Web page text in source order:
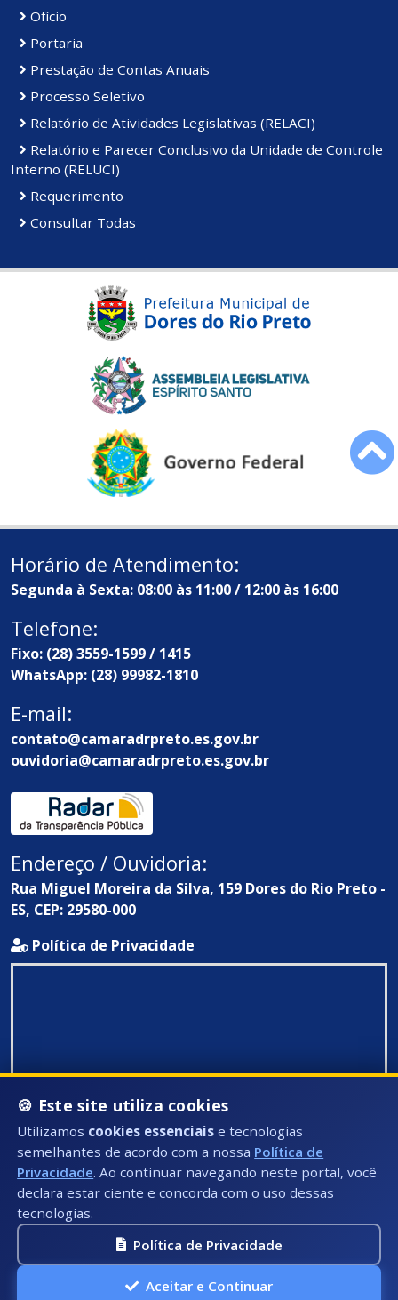
Ofício
Portaria
Prestação de Contas Anuais
Processo Seletivo
Relatório de Atividades Legislativas (RELACI)
Relatório e Parecer Conclusivo da Unidade de Controle
Interno (RELUCI)
Requerimento
Consultar Todas
Horário de Atendimento:
Segunda à Sexta: 08:00 às 11:00 / 12:00 às 16:00
Telefone:
Fixo: (28) 3559-1599 / 1415
WhatsApp: (28) 99982-1810
E-mail:
contato@camaradrpreto.es.gov.br
ouvidoria@camaradrpreto.es.gov.br
Endereço / Ouvidoria:
Rua Miguel Moreira da Silva, 159 Dores do Rio Preto -
ES, CEP: 29580-000
Política de Privacidade
Todos Direitos Reservados ©: 2026
🍪 Este site utiliza cookies
Utilizamos cookies essenciais e tecnologias
semelhantes de acordo com a nossa Política de
Privacidade. Ao continuar navegando neste portal, você
declara estar ciente e concorda com o uso dessas
tecnologias.
Política de Privacidade
Aceitar e Continuar